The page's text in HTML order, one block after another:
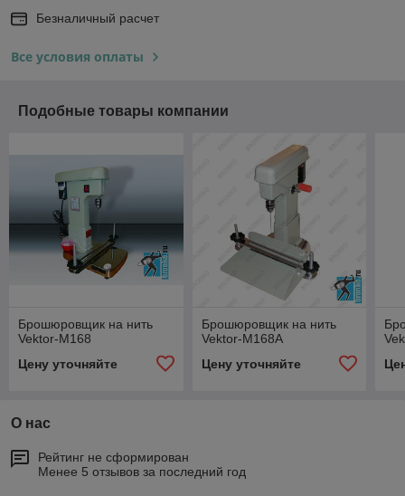
Безналичный расчет
Все условия оплаты
Подобные товары компании
Брошюровщик на нить
Vektor-M168
Цену уточняйте
Брошюровщик на нить
Vektor-M168А
Цену уточняйте
О нас
Рейтинг не сформирован
Менее 5 отзывов за последний год